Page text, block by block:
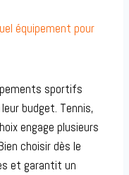
équipement pour
sportifs
budget. Tennis,
engage plusieurs
choisir dès le
et garantit un